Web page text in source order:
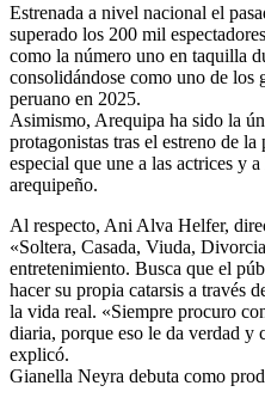
Estrenada a nivel nacional el
superado los 200 mil
como la número uno en taquilla
consolidándose como uno de los
peruano en 2025.
Asimismo, Arequipa ha sido la
protagonistas tras el estreno de
especial que une a las actrices y
arequipeño.
Al respecto, Ani Alva Helfer,
«Soltera, Casada, Viuda,
entretenimiento. Busca que el
hacer su propia catarsis a través
la vida real. «Siempre procuro
diaria, porque eso le da verdad y
explicó.
Gianella Neyra debuta como